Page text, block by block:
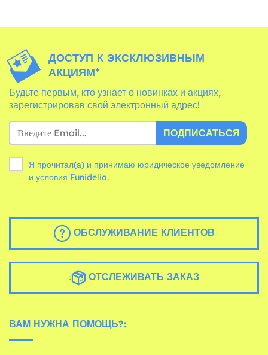
ДОСТУП К ЭКСКЛЮЗИВНЫМ
АКЦИЯМ*
Будьте первым, кто узнает о новинках и акциях,
зарегистрировав свой электронный адрес!
ПОДПИСАТЬСЯ
Я прочитал(а) и принимаю юридическое уведомление
и условия Funidelia.
ОБСЛУЖИВАНИЕ КЛИЕНТОВ
ОТСЛЕЖИВАТЬ ЗАКАЗ
ВАМ НУЖНА ПОМОЩЬ?: